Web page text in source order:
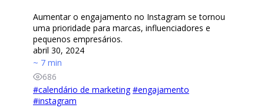
Aumentar o engajamento no Instagram se tornou
uma prioridade para marcas, influenciadores e
pequenos empresários.
abril 30, 2024
~ 7 min
686
#calendário de marketing #engajamento
#instagram